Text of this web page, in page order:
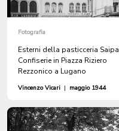
Fotografia
Esterni della pasticceria Saipa
Confiserie in Piazza Riziero
Rezzonico a Lugano
Vincenzo Vicari | maggio 1944